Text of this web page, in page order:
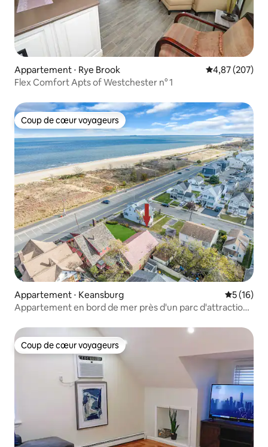
Appartement ⋅ Rye Brook Évaluation
4,87 (207)
Flex Comfort Apts of Westchester n° 1
Coup de cœur voyageurs
Coup de cœur voyageurs
Appartement ⋅ Keansburg
5 (16)
Appartement en bord de mer près d'un parc d'attractions
Coup de cœur voyageurs
Coup de cœur voyageurs